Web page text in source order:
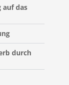
auf das
durch